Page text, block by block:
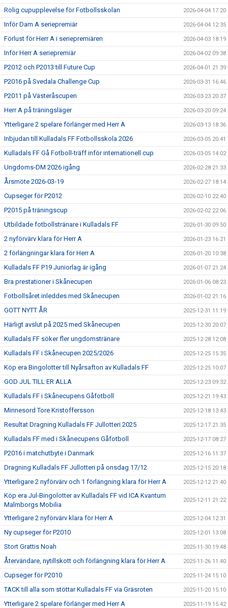
Rolig cupupplevelse för Fotbollsskolan 2026-04-04 17:20
Inför Dam A seriepremiär 2026-04-04 12:35
Förlust för Herr A i seriepremiären 2026-04-03 18:19
Inför Herr A seriepremiär 2026-04-02 09:38
P2012 och P2013 till Future Cup 2026-04-01 21:39
P2016 på Svedala Challenge Cup 2026-03-31 16:46
P2011 på Västeråscupen 2026-03-23 20:37
Herr A på träningsläger 2026-03-20 09:24
Ytterligare 2 spelare förlänger med Herr A 2026-03-13 18:36
Inbjudan till Kulladals FF Fotbollsskola 2026 2026-03-05 20:41
Kulladals FF Gå Fotboll-träff inför internationell cup 2026-03-05 14:02
Ungdoms-DM 2026 igång 2026-02-28 21:33
Årsmöte 2026-03-19 2026-02-27 18:14
Cupseger för P2012 2026-02-10 22:40
P2015 på träningscup 2026-02-02 22:06
Utbildade fotbollstränare i Kulladals FF 2026-01-30 09:50
2 nyförvärv klara för Herr A 2026-01-23 16:21
2 förlängningar klara för Herr A 2026-01-20 10:38
Kulladals FF P19 Juniorlag är igång 2026-01-07 21:24
Bra prestationer i Skånecupen 2026-01-06 08:23
Fotbollsåret inleddes med Skånecupen 2026-01-02 21:16
GOTT NYTT ÅR 2025-12-31 11:19
Härligt avslut på 2025 med Skånecupen 2025-12-30 20:07
Kulladals FF söker fler ungdomstränare 2025-12-28 12:08
Kulladals FF i Skånecupen 2025/2026 2025-12-25 15:35
Köp era Bingolotter till Nyårsafton av Kulladals FF 2025-12-25 10:07
GOD JUL TILL ER ALLA 2025-12-23 09:32
Kulladals FF i Skånecupens Gåfotboll 2025-12-21 19:43
Minnesord Tore Kristoffersson 2025-12-18 13:43
Resultat Dragning Kulladals FF Jullotteri 2025 2025-12-17 21:35
Kulladals FF med i Skånecupens Gåfotboll 2025-12-17 08:27
P2016 i matchutbyte i Danmark 2025-12-16 11:37
Dragning Kulladals FF Jullotteri på onsdag 17/12 2025-12-15 20:18
Ytterligare 2 nyförvärv och 1 förlängning klara för Herr A 2025-12-12 21:40
Köp era Jul-Bingolotter av Kulladals FF vid ICA Kvantum
Malmborgs Mobilia
2025-12-11 21:22
Ytterligare 2 nyförvärv klara för Herr A 2025-12-04 12:31
Ny cupseger för P2010 2025-12-01 13:08
Stort Grattis Noah 2025-11-30 19:48
Återvändare, nytillskott och förlängning klara för Herr A 2025-11-26 11:40
Cupseger för P2010 2025-11-24 15:10
TACK till alla som stöttar Kulladals FF via Gräsroten 2025-11-20 15:10
Ytterligare 2 spelare förlänger med Herr A 2025-11-19 15:42